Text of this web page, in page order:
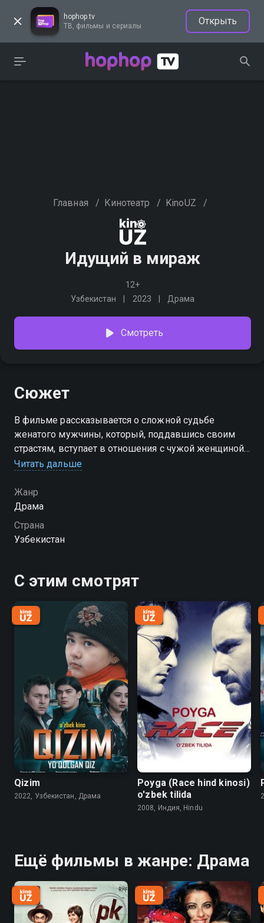
hophop.tv
ТВ, фильмы и сериалы
Открыть
Главная / Кинотеатр / KinoUZ /
Идущий в мираж
12+
Узбекистан
2023 Драма
Смотреть
Сюжет
В фильме рассказывается о сложной судьбе
женатого мужчины, который, поддавшись своим
страстям, вступает в отношения с чужой женщиной
и оказывается на грани предательства собственной
семья является священной крепостью, а узы брака
не должны быть утрачены на иллюзорном пути
соблазна и страстей.
Читать дальше
Жанр
Драма
Страна
Узбекистан
С этим смотрят
Qizim
2022, Узбекистан, Драма
Poyga (Race hind kinosi)
o'zbek tilida
2008, Индия, Hindu
Ещё фильмы в жанре: Драма